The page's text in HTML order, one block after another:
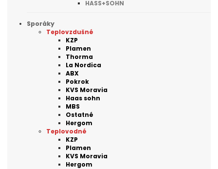
HASS+SOHN
Sporáky
Teplovzdušné
KZP
Plamen
Thorma
La Nordica
ABX
Pokrok
KVS Moravia
Haas sohn
MBS
Ostatné
Hergom
Teplovodné
KZP
Plamen
KVS Moravia
Hergom